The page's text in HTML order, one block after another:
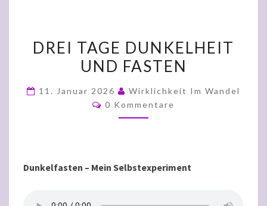
TAGE
DUNKELHEIT
DREI TAGE DUNKELHEIT
UND FASTEN
11. Januar 2026
Wirklichkeit Im Wandel
Kommentare
0 Kommentare
Dunkelfasten – Mein Selbstexperiment